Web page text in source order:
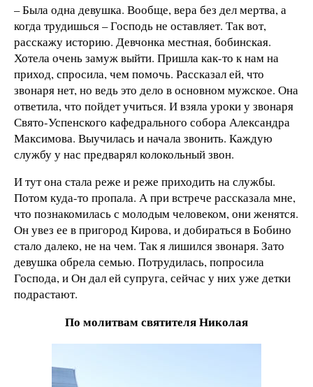
– Была одна девушка. Вообще, вера без дел мертва, а
когда трудишься – Господь не оставляет. Так вот,
расскажу историю. Девчонка местная, бобинская.
Хотела очень замуж выйти. Пришла как-то к нам на
приход, спросила, чем помочь. Рассказал ей, что
звонаря нет, но ведь это дело в основном мужское. Она
ответила, что пойдет учиться. И взяла уроки у звонаря
Свято-Успенского кафедрального собора Александра
Максимова. Выучилась и начала звонить. Каждую
службу у нас предварял колокольный звон.
И тут она стала реже и реже приходить на службы.
Потом куда-то пропала. А при встрече рассказала мне,
что познакомилась с молодым человеком, они женятся.
Он увез ее в пригород Кирова, и добираться в Бобино
стало далеко, не на чем. Так я лишился звонаря. Зато
девушка обрела семью. Потрудилась, попросила
Господа, и Он дал ей супруга, сейчас у них уже детки
подрастают.
По молитвам святителя Николая